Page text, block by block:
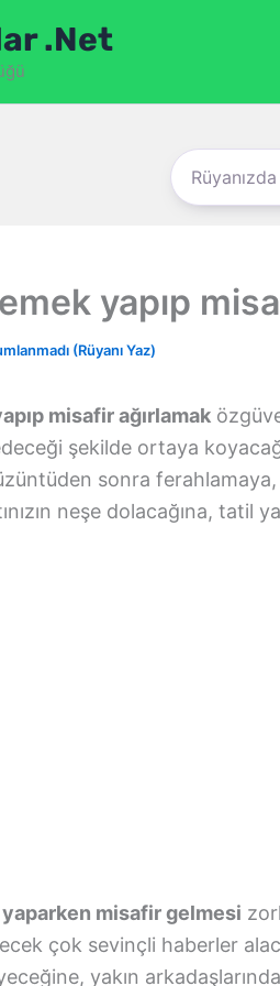
.Net
yapıp
(Rüyanı Yaz)
misafir ağırlamak
şekilde ortaya
sonra ferahlamaya,
neşe dolacağına, tatil
misafir gelmesi
çok sevinçli haberler
yakın